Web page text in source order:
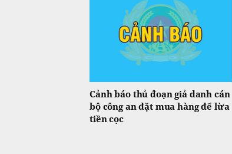
Cảnh báo thủ đoạn giả danh cán
bộ công an đặt mua hàng để lừa
tiền cọc